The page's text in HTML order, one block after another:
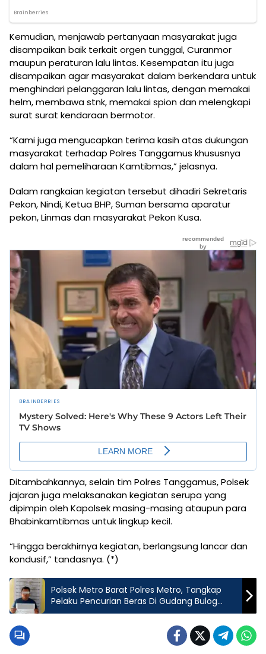
Kemudian, menjawab pertanyaan masyarakat juga
disampaikan baik terkait orgen tunggal, Curanmor
maupun peraturan lalu lintas. Kesempatan itu juga
disampaikan agar masyarakat dalam berkendara untuk
menghindari pelanggaran lalu lintas, dengan memakai
helm, membawa stnk, memakai spion dan melengkapi
surat surat kendaraan bermotor.
“Kami juga mengucapkan terima kasih atas dukungan
masyarakat terhadap Polres Tanggamus khususnya
dalam hal pemeliharaan Kamtibmas,” jelasnya.
Dalam rangkaian kegiatan tersebut dihadiri Sekretaris
Pekon, Nindi, Ketua BHP, Suman bersama aparatur
pekon, Linmas dan masyarakat Pekon Kusa.
Ditambahkannya, selain tim Polres Tanggamus, Polsek
jajaran juga melaksanakan kegiatan serupa yang
dipimpin oleh Kapolsek masing-masing ataupun para
Bhabinkamtibmas untuk lingkup kecil.
“Hingga berakhirnya kegiatan, berlangsung lancar dan
kondusif,” tandasnya. (*)
Polsek Metro Barat Polres Metro, Tangkap
Pelaku Pencurian Beras Di Gudang Bulog
Ganjar Agung